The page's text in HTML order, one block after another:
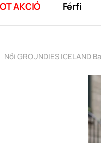
AKCIÓ Férfi
Női GROUNDIES ICELAND